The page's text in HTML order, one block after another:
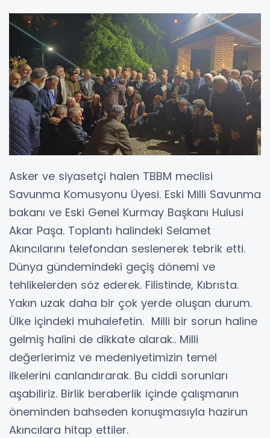
Asker ve siyasetçi halen TBBM meclisi
Savunma Komusyonu Üyesi. Eski Milli Savunma
bakanı ve Eski Genel Kurmay Başkanı Hulusi
Akar Paşa. Toplantı halindeki Selamet
Akıncılarını telefondan seslenerek tebrik etti.
Dünya gündemindeki geçiş dönemi ve
tehlikelerden söz ederek. Filistinde, Kıbrısta.
Yakın uzak daha bir çok yerde oluşan durum.
Ülke içindeki muhalefetin. Milli bir sorun haline
gelmiş halini de dikkate alarak.. Milli
değerlerimiz ve medeniyetimizin temel
ilkelerini canlandırarak. Bu ciddi sorunları
aşabiliriz. Birlik beraberlik içinde çalışmanın
öneminden bahseden konuşmasıyla hazirun
Akıncılara hitap ettiler.